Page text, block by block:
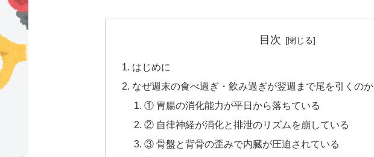
目次
はじめに
なぜ週末の食べ過ぎ・飲み過ぎが翌週まで尾を引くのか
① 胃腸の消化能力が平日から落ちている
② 自律神経が消化と排泄のリズムを崩している
③ 骨盤と背骨の歪みで内臓が圧迫されている